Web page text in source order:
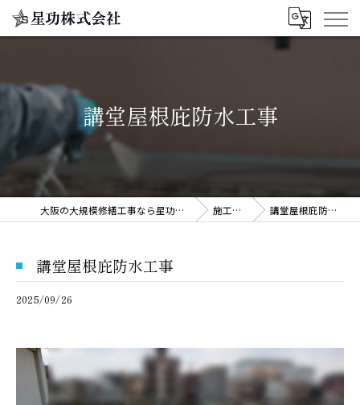
講堂屋根庇防水工事
大阪の大規模修繕工事なら星功株式会社 施工事例 講堂屋根庇防水工事
講堂屋根庇防水工事
2025/09/26